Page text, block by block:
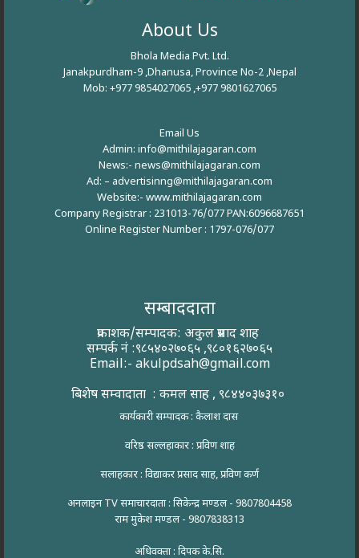
About Us
Bhola Media Pvt. Ltd.
Janakpurdham-9 ,Dhanusa, Province No-2 ,Nepal
Mob: +977 9854027065 ,+977 9801627065
Email Us
Admin: info@mithilajagaran.com
News:- news@mithilajagaran.com
Ad: – advertisinng@mithilajagaran.com
Website:- www.mithilajagaran.com
Company Registrar : 231013-76/077 PAN:6096687651
Online Register Number : 1797-076/077
सम्बाददाता
प्रकाशक/सम्पादक: अकुल प्रसाद शाह
सम्पर्क नं :९८५४०२७०६५ ,९८०१६२७०६५
Email:- akulpdsah@gmail.com
बिशेष सम्वादाता : कमल साह , ९८४४०३७३१०
कार्यकारी सम्पादक : कैलाश दास
वरिष्ठ सल्लहाकार : प्रविण शाह
सलाहकार : विद्याकर प्रसाद साह, प्रविण कर्ण
अनलाइन TV समाचारदाता : सिकेन्द्र मण्डल - 9807804458
राम मुकेश मण्डल - 9807838313
अधिवक्ता : दिपक के.सि.